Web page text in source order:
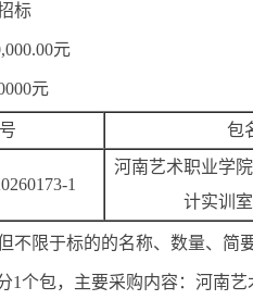
标
元
元
包
1
河南艺术职业学
计实训
不限于标的的名称、数量、简
1个包，主要采购内容：河南